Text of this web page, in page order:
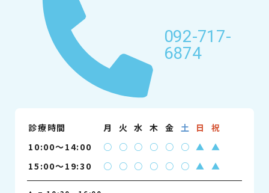
092-717-
6874
診療時間 月 火 水 木 金 土 日
祝
10:00〜14:00
○ ○ ○ ○ ○ ○ ▲
▲
15:00〜19:30
○ ○ ○ ○ ○ ○ ▲ ▲